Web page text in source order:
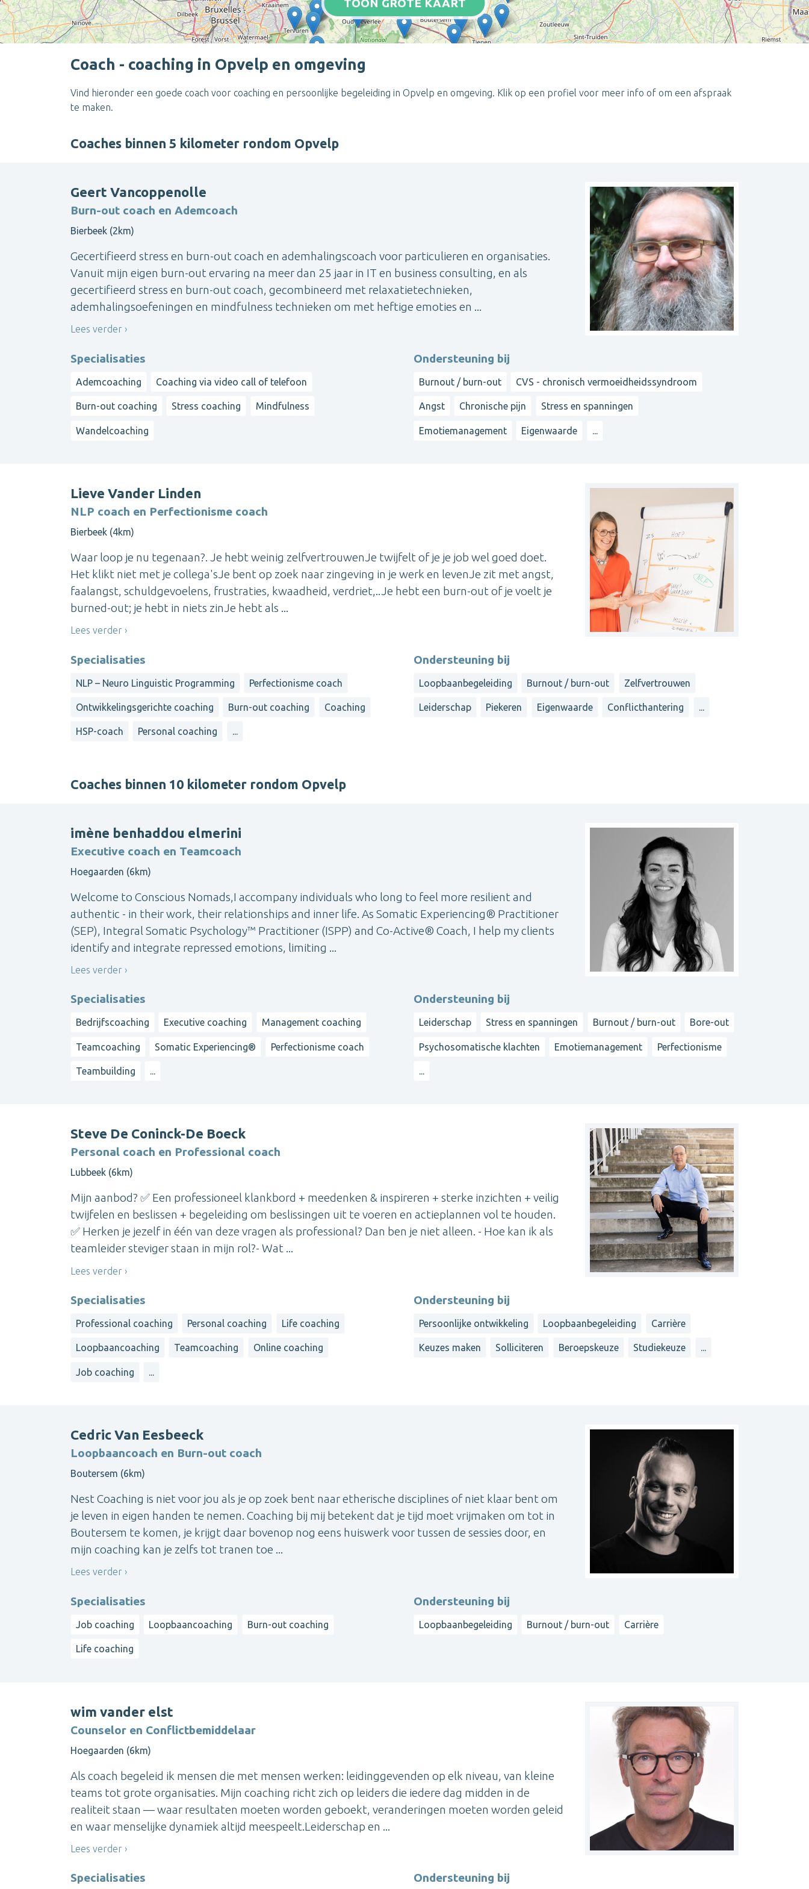
TOON GROTE KAART
Coach - coaching in Opvelp en omgeving
Vind hieronder een goede coach voor coaching en persoonlijke begeleiding in Opvelp en omgeving. Klik op een profiel voor meer info of om een afspraak
te maken.
Coaches binnen 5 kilometer rondom Opvelp
Geert Vancoppenolle
Burn-out coach en Ademcoach
Bierbeek (2km)
Gecertifieerd stress en burn-out coach en ademhalingscoach voor particulieren en organisaties.
Vanuit mijn eigen burn-out ervaring na meer dan 25 jaar in IT en business consulting, en als
gecertifieerd stress en burn-out coach, gecombineerd met relaxatietechnieken,
ademhalingsoefeningen en mindfulness technieken om met heftige emoties en ...
Lees verder
Specialisaties
Ademcoaching Coaching via video call of telefoon
Burn-out coaching Stress coaching Mindfulness
Wandelcoaching
Ondersteuning bij
Burnout / burn-out CVS - chronisch vermoeidheidssyndroom
Angst Chronische pijn Stress en spanningen
Emotiemanagement Eigenwaarde
Lieve Vander Linden
NLP coach en Perfectionisme coach
Bierbeek (4km)
Waar loop je nu tegenaan?. Je hebt weinig zelfvertrouwenJe twijfelt of je je job wel goed doet.
Het klikt niet met je collega'sJe bent op zoek naar zingeving in je werk en levenJe zit met angst,
faalangst, schuldgevoelens, frustraties, kwaadheid, verdriet,..Je hebt een burn-out of je voelt je
burned-out; je hebt in niets zinJe hebt als ...
Lees verder
Specialisaties
NLP – Neuro Linguistic Programming Perfectionisme coach
Ontwikkelingsgerichte coaching Burn-out coaching Coaching
HSP-coach Personal coaching ...
Ondersteuning bij
Loopbaanbegeleiding Burnout / burn-out Zelfvertrouwen
Leiderschap Piekeren Eigenwaarde Conflicthantering ...
Coaches binnen 10 kilometer rondom Opvelp
imène benhaddou elmerini
Executive coach en Teamcoach
Hoegaarden (6km)
Welcome to Conscious Nomads,I accompany individuals who long to feel more resilient and
authentic - in their work, their relationships and inner life. As Somatic Experiencing® Practitioner
(SEP), Integral Somatic Psychology™ Practitioner (ISPP) and Co-Active® Coach, I help my clients
identify and integrate repressed emotions, limiting ...
Lees verder
Specialisaties
Bedrijfscoaching Executive coaching Management coaching
Teamcoaching Somatic Experiencing® Perfectionisme coach
Teambuilding ...
Ondersteuning bij
Leiderschap Stress en spanningen Burnout / burn-out Bore-out
Psychosomatische klachten Emotiemanagement Perfectionisme
...
Steve De Coninck-De Boeck
Personal coach en Professional coach
Lubbeek (6km)
Mijn aanbod? ✅ Een professioneel klankbord + meedenken & inspireren + sterke inzichten + veilig
twijfelen en beslissen + begeleiding om beslissingen uit te voeren en actieplannen vol te houden.
✅ Herken je jezelf in één van deze vragen als professional? Dan ben je niet alleen. - Hoe kan ik als
teamleider steviger staan in mijn rol?- Wat ...
Lees verder
Specialisaties
Professional coaching Personal coaching Life coaching
Loopbaancoaching Teamcoaching Online coaching
Job coaching ...
Ondersteuning bij
Persoonlijke ontwikkeling Loopbaanbegeleiding Carrière
Keuzes maken Solliciteren Beroepskeuze Studiekeuze ...
Cedric Van Eesbeeck
Loopbaancoach en Burn-out coach
Boutersem (6km)
Nest Coaching is niet voor jou als je op zoek bent naar etherische disciplines of niet klaar bent om
je leven in eigen handen te nemen. Coaching bij mij betekent dat je tijd moet vrijmaken om tot in
Boutersem te komen, je krijgt daar bovenop nog eens huiswerk voor tussen de sessies door, en
mijn coaching kan je zelfs tot tranen toe ...
Lees verder
Specialisaties
Job coaching Loopbaancoaching Burn-out coaching
Life coaching
Ondersteuning bij
Loopbaanbegeleiding Burnout / burn-out Carrière
wim vander elst
Counselor en Conflictbemiddelaar
Hoegaarden (6km)
Als coach begeleid ik mensen die met mensen werken: leidinggevenden op elk niveau, van kleine
teams tot grote organisaties. Mijn coaching richt zich op leiders die iedere dag midden in de
realiteit staan — waar resultaten moeten worden geboekt, veranderingen moeten worden geleid
en waar menselijke dynamiek altijd meespeelt.Leiderschap en ...
Lees verder
Specialisaties Ondersteuning bij